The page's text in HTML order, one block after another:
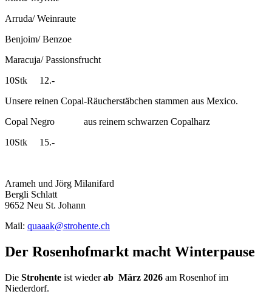
Arruda/ Weinraute
Benjoim/ Benzoe
Maracuja/ Passionsfrucht
10Stk 12.-
Unsere reinen Copal-Räucherstäbchen stammen aus Mexico.
Copal Negro aus reinem schwarzen Copalharz
10Stk 15.-
Arameh und Jörg Milanifard
Bergli Schlatt
9652 Neu St. Johann
Mail: quaaak@strohente.ch
Der Rosenhofmarkt macht Winterpause
Die Strohente ist wiederab März 2026 am Rosenhof im
Niederdorf.